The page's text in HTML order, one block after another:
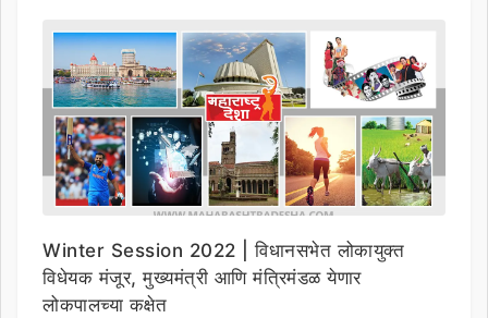
Winter Session 2022 | विधानसभेत लोकायुक्त
विधेयक मंजूर, मुख्यमंत्री आणि मंत्रिमंडळ येणार
लोकपालच्या कक्षेत